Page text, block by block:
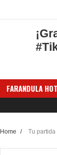
FARANDULA HOT
Home / Tu partida